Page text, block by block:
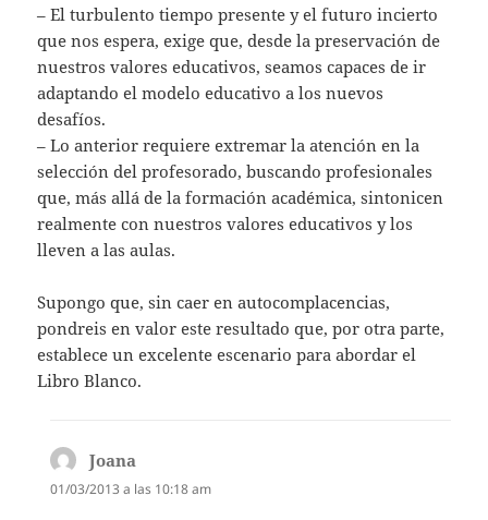
– El turbulento tiempo presente y el futuro incierto
que nos espera, exige que, desde la preservación de
nuestros valores educativos, seamos capaces de ir
adaptando el modelo educativo a los nuevos
desafíos.
– Lo anterior requiere extremar la atención en la
selección del profesorado, buscando profesionales
que, más allá de la formación académica, sintonicen
realmente con nuestros valores educativos y los
lleven a las aulas.
Supongo que, sin caer en autocomplacencias,
pondreis en valor este resultado que, por otra parte,
establece un excelente escenario para abordar el
Libro Blanco.
Joana
01/03/2013 a las 10:18 am